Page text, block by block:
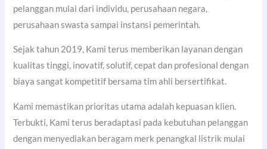
pelanggan mulai dari individu, perusahaan negara,
perusahaan swasta sampai instansi pemerintah.
Sejak tahun 2019, Kami terus memberikan layanan dengan
kualitas tinggi, inovatif, solutif, cepat dan profesional dengan
biaya sangat kompetitif bersama tim ahli bersertifikat.
Kami memastikan prioritas utama adalah kepuasan klien.
Terbukti, Kami terus beradaptasi pada kebutuhan pelanggan
dengan menyediakan beragam merk penangkal listrik mulai